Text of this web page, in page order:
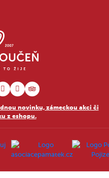
novinku, zámeckou akci či
z eshopu.